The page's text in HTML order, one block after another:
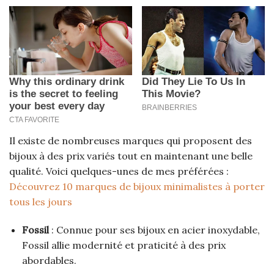
Il existe de nombreuses marques qui proposent des
bijoux à des prix variés tout en maintenant une belle
qualité. Voici quelques-unes de mes préférées :
Découvrez 10 marques de bijoux minimalistes à porter
tous les jours
Fossil: Connue pour ses bijoux en acier inoxydable,
Fossil allie modernité et praticité à des prix
abordables.